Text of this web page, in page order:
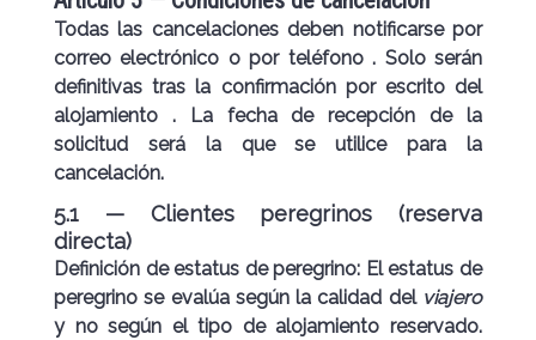
Todas las cancelaciones deben notificarse por
correo electrónico o por teléfono. Solo serán
definitivas trasla confirmación por escrito del
alojamiento . La fecha de recepción de la
solicitud será la que se utilice para la
cancelación.
5.1 — Clientes peregrinos (reserva
directa)
Definición de estatus de peregrino: El estatus de
peregrino se evalúa según la calidad del viajero
y no según el tipo de alojamiento reservado.